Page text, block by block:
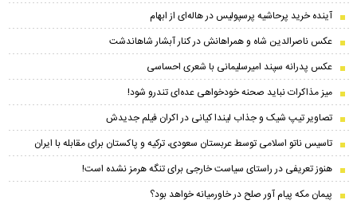
آینده خرید پرحاشیه‌ پرسپولیس در هاله‌ای از ابهام
عکس ناصرالدین شاه و همراهانش در کنار آبشار شاهاندشت
عکس پدرانه سپند امیرسلیمانی با شعری احساسی
میز مذاکرات نباید صحنه خودخواهی عده‌ای تندرو شود!
تصاویر تیپ شیک و جذاب لیندا کیانی در اکران فیلم جدیدش
تاسیس ناتو اسلامی توسط عربستان سعودی، ترکیه و پاکستان برای مقابله با ایران
هنوز تعریفی در راستای سیاست خارجی برای تنگه هرمز نشده است!
پیمان مکه پیام آور صلح در خاورمیانه خواهد بود؟